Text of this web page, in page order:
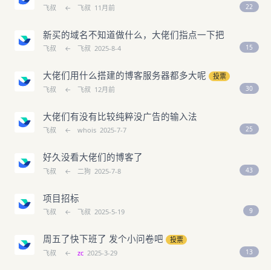
飞叔 ← 飞叔 11月前 22
新买的域名不知道做什么，大佬们指点一下把
飞叔 ← 飞叔 2025-8-4 15
大佬们用什么搭建的博客服务器都多大呢
投票
飞叔
← 飞叔 12月前 30
大佬们有没有比较纯粹没广告的输入法
飞叔 ← whois 2025-7-7 25
好久没看大佬们的博客了
飞叔 ← 二狗 2025-7-8 43
项目招标
飞叔 ← 飞叔 2025-5-19 9
周五了快下班了 发个小问卷吧
投票
飞叔
← zc 2025-3-29 13